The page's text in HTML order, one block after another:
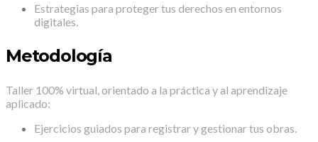
Estrategias para proteger tus derechos en entornos
digitales.
Metodología
Taller 100% virtual, orientado a la práctica y al aprendizaje
aplicado:
Ejercicios guiados para registrar y gestionar tus obras.